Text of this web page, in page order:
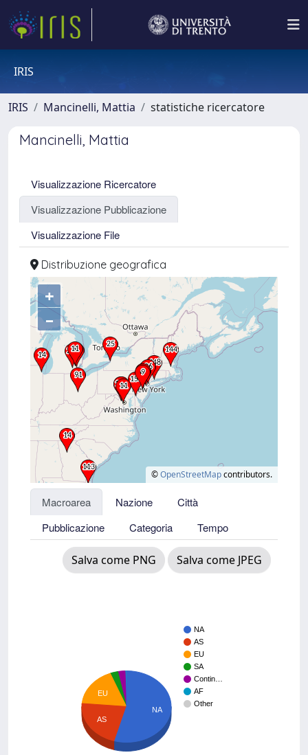
IRIS
IRIS Mancinelli, Mattia statistiche ricercatore
Mancinelli, Mattia
Visualizzazione Ricercatore
Visualizzazione Pubblicazione
Visualizzazione File
Distribuzione geografica
+
–
©OpenStreetMapcontributors.
Macroarea Nazione
Città
Pubblicazione
Categoria Tempo
Salva come PNG Salva come JPEG
NA
AS
EU
SA
Contin…
AF
Other
EU
AS
NA